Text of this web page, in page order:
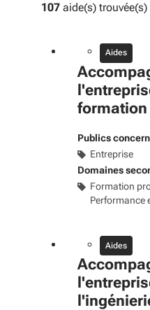
107 aide(s) trouvée(s)
Aides
formation
Publics
Entreprise
Domaines
Formation
Performance
Aides